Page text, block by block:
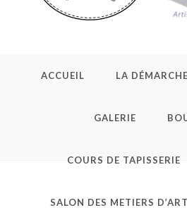
ACCUEIL LA DÉMARCHE
GALERIE
COURS DE TAPISSERIE
SALON DES METIERS